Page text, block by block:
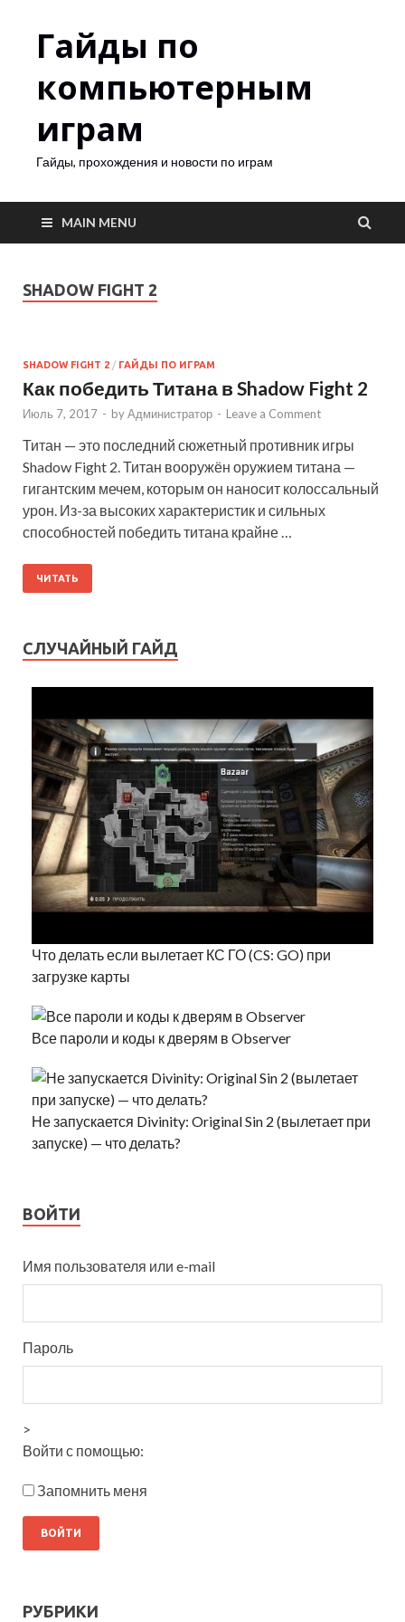
Гайды по
компьютерным
играм
Гайды, прохождения и новости по играм
MAIN MENU
SHADOW FIGHT 2
SHADOW FIGHT 2 / ГАЙДЫ ПО ИГРАМ
Как победить Титана в Shadow Fight 2
Июль 7, 2017 - byАдминистратор - Leave a Comment
Титан — это последний сюжетный противник игры
Shadow Fight 2. Титан вооружён оружием титана —
гигантским мечем, которым он наносит колоссальный
урон. Из-за высоких характеристик и сильных
способностей победить титана крайне …
ЧИТАТЬ
СЛУЧАЙНЫЙ ГАЙД
Что делать если вылетает КС ГО (CS: GO) при
загрузке карты
Все пароли и коды к дверям в Observer
Не запускается Divinity: Original Sin 2 (вылетает при
запуске) — что делать?
ВОЙТИ
Имя пользователя или e-mail
Пароль
>
Войти с помощью:
Запомнить меня
РУБРИКИ